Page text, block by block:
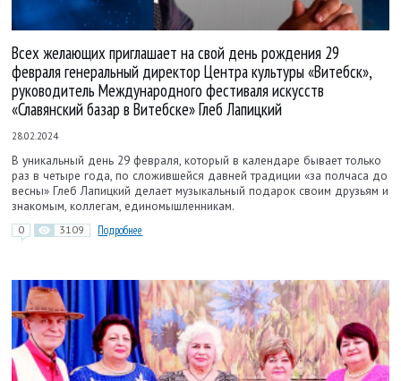
Всех желающих приглашает на свой день рождения 29
февраля генеральный директор Центра культуры «Витебск»,
руководитель Международного фестиваля искусств
«Славянский базар в Витебске» Глеб Лапицкий
28.02.2024
В уникальный день 29 февраля, который в календаре бывает только
раз в четыре года, по сложившейся давней традиции «за полчаса до
весны» Глеб Лапицкий делает музыкальный подарок своим друзьям и
знакомым, коллегам, единомышленникам.
0 3109 Подробнее